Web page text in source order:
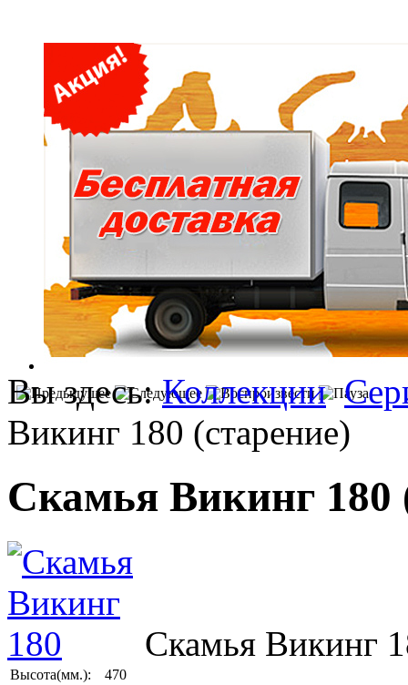
Вы здесь:Коллекции
Викинг 180 (старение)
Скамья Викинг 180
Скамья Викинг
Высота(мм.):
470